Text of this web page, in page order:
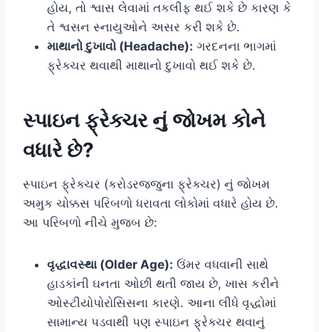
હોય, તો શ્વાસ લેવામાં તકલીફ થઈ શકે છે કારણ કે
તે શ્વસન સ્નાયુઓને અસર કરી શકે છે.
માથાનો દુખાવો (Headache): ગરદનના ભાગમાં
ફ્રેક્ચર થવાથી માથાનો દુખાવો થઈ શકે છે.
સ્પાઇન ફ્રેક્ચર નું જોખમ કોને
વધારે છે?
સ્પાઇન ફ્રેક્ચર (કરોડરજ્જુના ફ્રેક્ચર) નું જોખમ
અમુક ચોક્કસ પરિબળો ધરાવતા લોકોમાં વધારે હોય છે.
આ પરિબળો નીચે મુજબ છે:
વૃદ્ધાવસ્થા (Older Age): ઉંમર વધવાની સાથે
હાડકાંની ઘનતા ઓછી થતી જાય છે, ખાસ કરીને
ઓસ્ટીયોપોરોસિસના કારણે. આના લીધે વૃદ્ધોમાં
સામાન્ય પડવાથી પણ સ્પાઇન ફ્રેક્ચર થવાનું